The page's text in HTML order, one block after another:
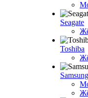
Seagate
Toshiba
Samsung